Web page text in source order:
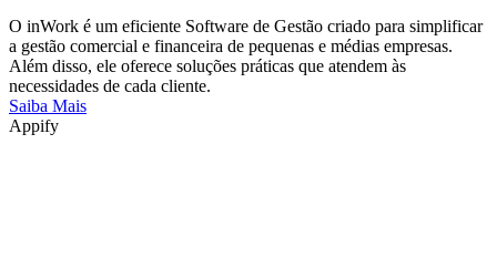
O inWork é um eficiente Software de Gestão criado para simplificar
a gestão comercial e financeira de pequenas e médias empresas.
Além disso, ele oferece soluções práticas que atendem às
necessidades de cada cliente.
Saiba Mais
Appify